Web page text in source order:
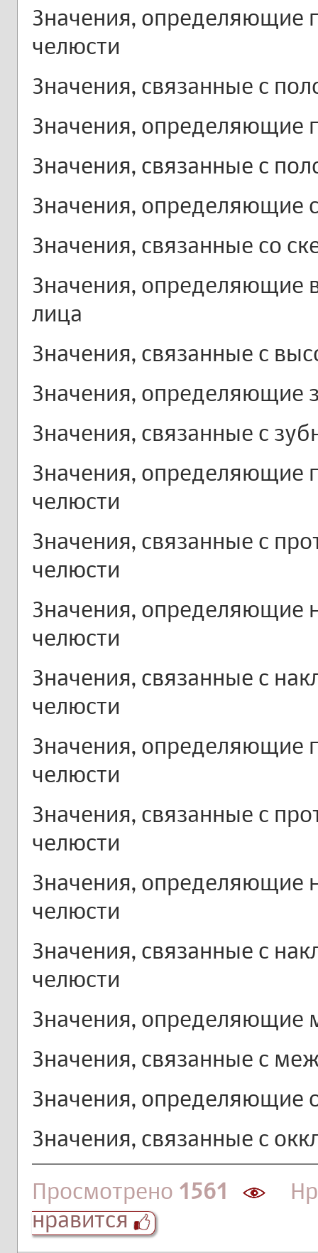
Значения, определяющие
челюсти
Значения, связанные с
Значения, определяющие
Значения, связанные с
Значения, определяющие
Значения, связанные со
Значения, определяющие
лица
Значения, связанные с
Значения, определяющие
Значения, связанные с
Значения, определяющие
челюсти
Значения, связанные с
челюсти
Значения, определяющие
челюсти
Значения, связанные с
челюсти
Значения, определяющие
челюсти
Значения, связанные с
челюсти
Значения, определяющие
челюсти
Значения, связанные с
челюсти
Значения, определяющие
Значения, связанные с
Значения, определяющие
Значения, связанные с
Просмотрено 1561
нравится